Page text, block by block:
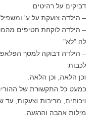
דביקים על רהיטים
– הילדה צועקת על ע'
– הילדה לוקחת חטיפים
לה "לא"
– הילדה דבוקה למסך
לכבות
וכן הלאה, וכן הלאה.
ויכוחים, מריבות וצעקות, עד
מילות אהבה והרגעה.